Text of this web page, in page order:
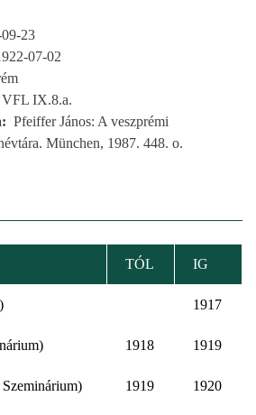
23
07-02
VFL IX.8.a.
Pfeiffer János: A veszprémi
München, 1987. 448. o.
TÓL IG
1917
1918 1919
1919 1920